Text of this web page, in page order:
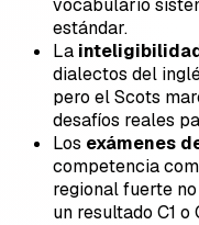
estándar.
La
dialectos del
pero el Scots
desafíos reales
Los exámenes
competencia
regional fuerte
un resultado C1 o